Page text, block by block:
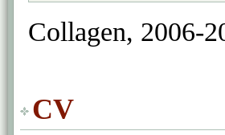
Collagen, 2006-
CV